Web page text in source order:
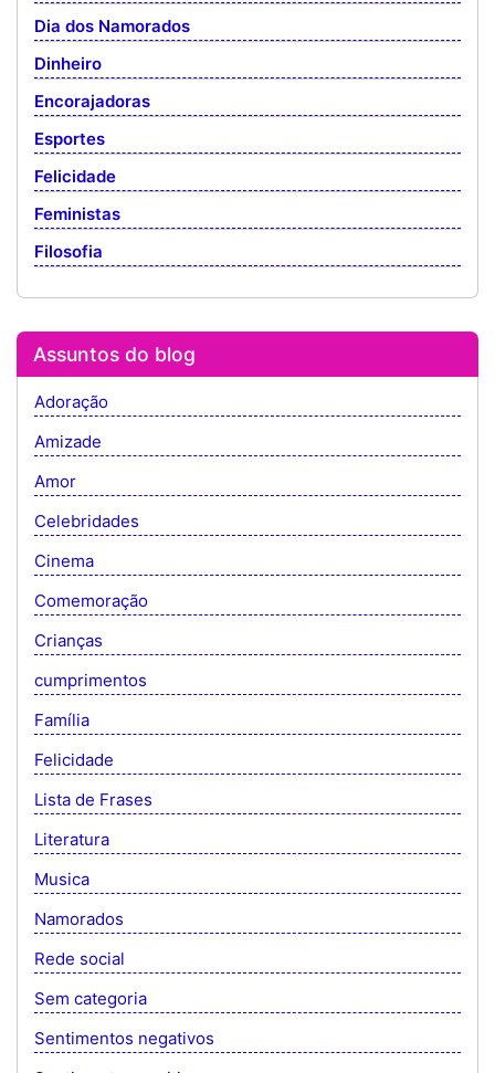
Dia dos Namorados
Dinheiro
Encorajadoras
Esportes
Felicidade
Feministas
Filosofia
Assuntos do blog
Adoração
Amizade
Amor
Celebridades
Cinema
Comemoração
Crianças
cumprimentos
Família
Felicidade
Lista de Frases
Literatura
Musica
Namorados
Rede social
Sem categoria
Sentimentos negativos